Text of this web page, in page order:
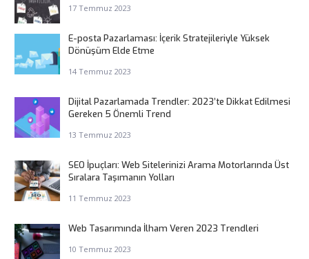
17 Temmuz 2023
E-posta Pazarlaması: İçerik Stratejileriyle Yüksek
Dönüşüm Elde Etme
14 Temmuz 2023
Dijital Pazarlamada Trendler: 2023’te Dikkat Edilmesi
Gereken 5 Önemli Trend
13 Temmuz 2023
SEO İpuçları: Web Sitelerinizi Arama Motorlarında Üst
Sıralara Taşımanın Yolları
11 Temmuz 2023
Web Tasarımında İlham Veren 2023 Trendleri
10 Temmuz 2023